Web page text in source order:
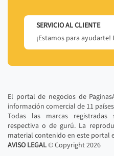
SERVICIO AL CLIENTE
¡Estamos para ayudarte!
El portal de negocios de
información comercial de 11
Todas las marcas
respectiva o de gurú. La
material contenido en este portal
AVISO LEGAL© Copyright2026